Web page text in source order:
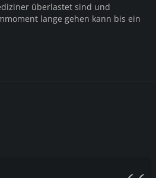
überlastet sind und
lange gehen kann bis ein